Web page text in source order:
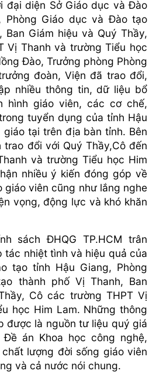
đại diện Sở Giáo dục và Đào
Phòng Giáo dục và Đào tạo
Ban Giám hiệu và Quý Thầy,
Vị Thanh và trường Tiểu học
Đào, Trưởng phòng Phòng
đoàn, Viện đã trao đổi,
nhiều thông tin, dữ liệu bổ
hình giáo viên, các cơ chế,
tuyển dụng của tỉnh Hậu
giáo tại trên địa bàn tỉnh. Bên
đổi với Quý Thầy,Cô đến
và trường Tiểu học Him
nhiều ý kiến đóng góp về
giáo viên cũng như lắng nghe
vọng, động lực và khó khăn
sách ĐHQG TP.HCM trân
tác nhiệt tình và hiệu quả của
tạo tỉnh Hậu Giang, Phòng
thành phố Vị Thanh, Ban
Cô các trường THPT Vị
học Him Lam. Những thông
được là nguồn tư liệu quý giá
án Khoa học công nghệ,
lượng đời sống giáo viên
và cả nước nói chung.